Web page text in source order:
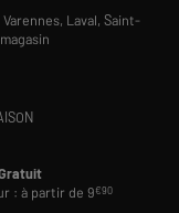
Varennes, Laval,Saint-
: à partir de 9€90